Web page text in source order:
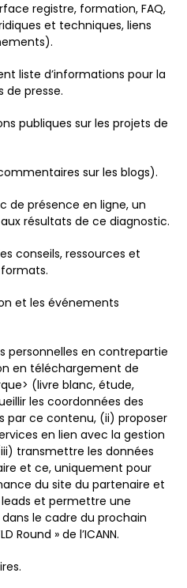
registre, formation, FAQ,
et techniques, liens
liste d’informations pour la
de presse.
publiques sur les projets de
sur les blogs).
de présence en ligne, un
résultats de ce diagnostic.
conseils, ressources et
et les événements
personnelles en contrepartie
en téléchargement de
(livre blanc, étude,
les coordonnées des
par ce contenu, (ii) proposer
en lien avec la gestion
transmettre les données
et ce, uniquement pour
du site du partenaire et
et permettre une
le cadre du prochain
Round » de l’ICANN.